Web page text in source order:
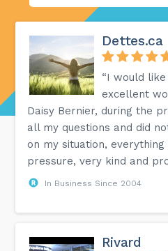
Dettes.ca
“I would
excellent
Daisy Bernier, during the
all my questions and did
on my situation,
pressure, very kind and
In Business Since 2004
Rivard